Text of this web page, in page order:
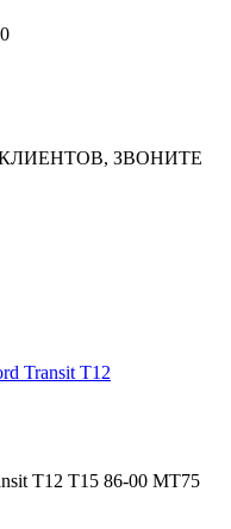
ЗВОНИТЕ
Transit T12
T12 T15 86-00 MT75